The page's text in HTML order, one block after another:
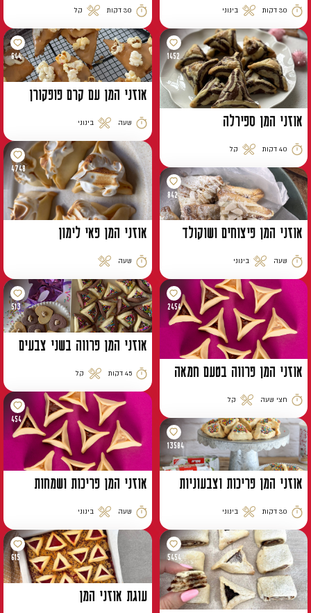
זמן הכנה
30 דקות
רמת קושי
בינוני
זמן הכנה
30 דקות
רמת קושי
קל
1452
אוזני המן ספירלה
זמן הכנה
40 דקות
רמת קושי
קל
644
אוזני המן עם קרם פופקורן
זמן הכנה
שעה
רמת קושי
בינוני
842
אוזני המן פיצוחים ושוקולד
זמן הכנה
שעה
רמת קושי
בינוני
4748
אוזני המן פאי לימון
זמן הכנה
שעה
רמת קושי
2454
אוזני המן פרווה בטעם חמאה
זמן הכנה
חצי שעה
רמת קושי
קל
513
אוזני המן פרווה בשני צבעים
זמן הכנה
45 דקות
רמת קושי
קל
13584
אוזני המן פריכות וצבעוניות
זמן הכנה
30 דקות
רמת קושי
בינוני
454
אוזני המן פריכות ושמחות
זמן הכנה
שעה
רמת קושי
בינוני
5454
615
עוגת אוזני המן